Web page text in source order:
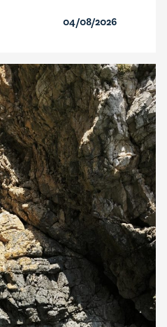
04/08/2026